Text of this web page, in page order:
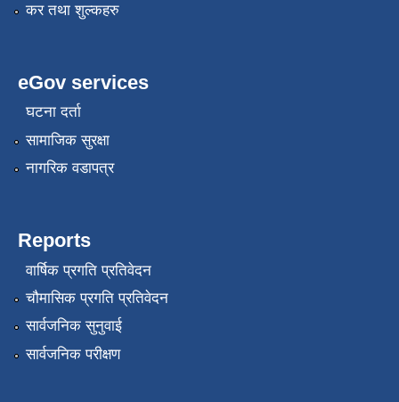
कर तथा शुल्कहरु
eGov services
घटना दर्ता
सामाजिक सुरक्षा
नागरिक वडापत्र
Reports
वार्षिक प्रगति प्रतिवेदन
चौमासिक प्रगति प्रतिवेदन
सार्वजनिक सुनुवाई
सार्वजनिक परीक्षण